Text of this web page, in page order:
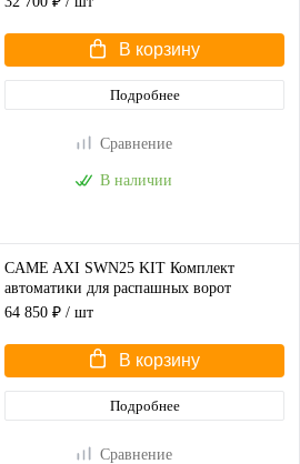
В корзину
Подробнее
Сравнение
В наличии
CAME AXI SWN25 KIT Комплект
автоматики для распашных ворот
(корпус серый)
64 850 ₽ / шт
В корзину
Подробнее
Сравнение